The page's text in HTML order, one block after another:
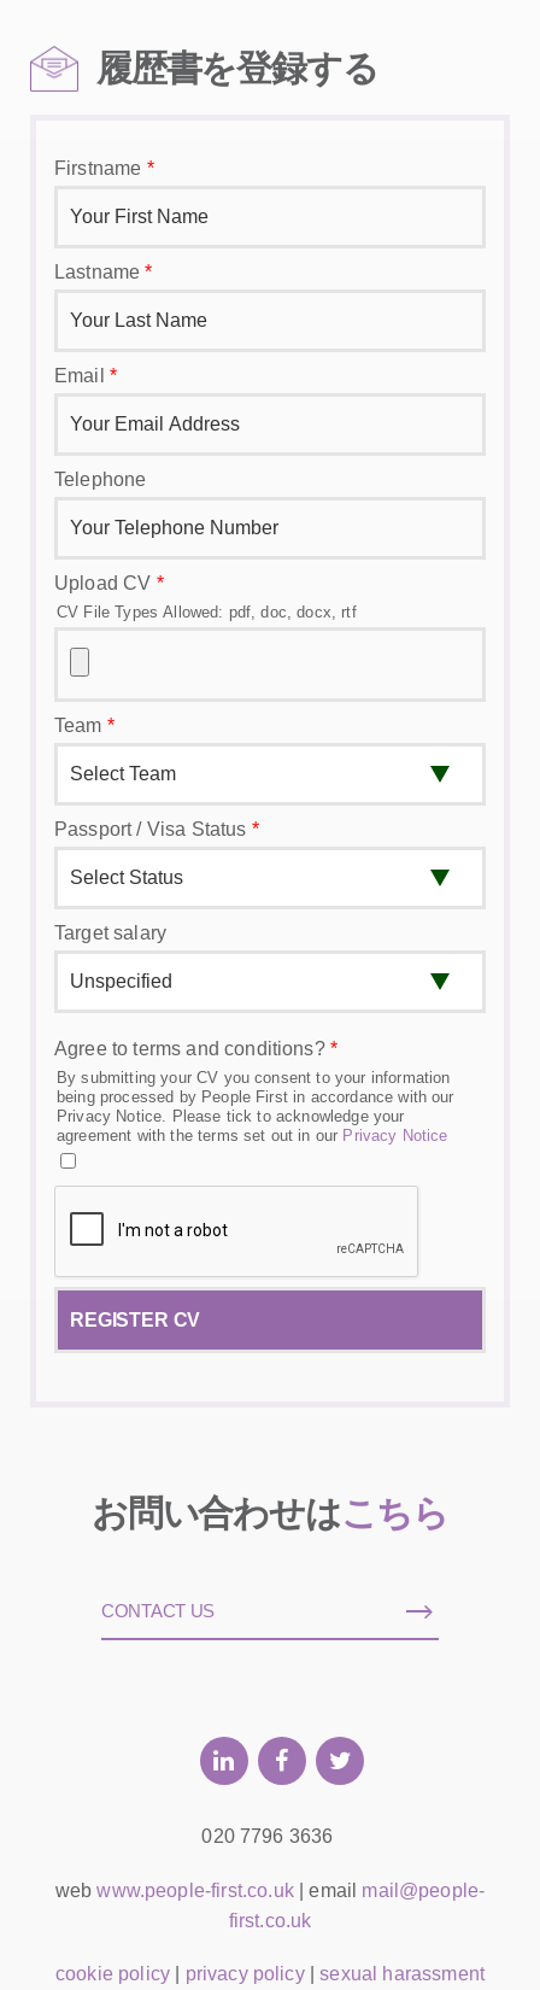
履歴書を登録する
Firstname *
Lastname*
Email *
Telephone
Upload CV *
CV File Types Allowed: pdf, doc, docx, rtf
Team *
Passport / Visa Status *
Target salary
Agree to terms and conditions? *
By submitting your CV you consent to your information
being processed by People First in accordance with our
Privacy Notice. Please tick to acknowledge your
agreement with the terms set out in our Privacy Notice
お問い合わせはこちら
CONTACT US
020 7796 3636
webwww.people-first.co.uk| email mail@people-
first.co.uk
cookie policy privacy policy|sexual harassment